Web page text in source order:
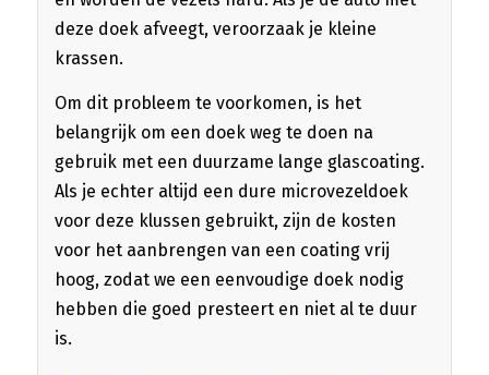
deze doek afveegt, veroorzaak je kleine
krassen.
Om dit probleem te voorkomen, is het
belangrijk om een ​​doek weg te doen na
gebruik met een duurzame lange glascoating.
Als je echter altijd een dure microvezeldoek
voor deze klussen gebruikt, zijn de kosten
voor het aanbrengen van een coating vrij
hoog, zodat we een eenvoudige doek nodig
hebben die goed presteert en niet al te duur
is.